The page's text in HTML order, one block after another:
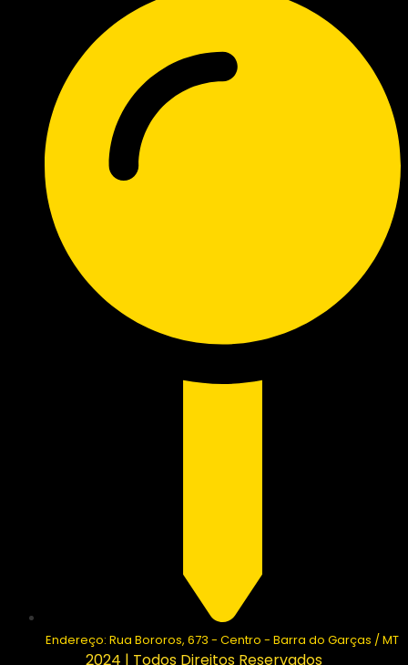
Endereço: Rua Bororos, 673 - Centro - Barra do Garças / MT
2024 | Todos Direitos Reservados